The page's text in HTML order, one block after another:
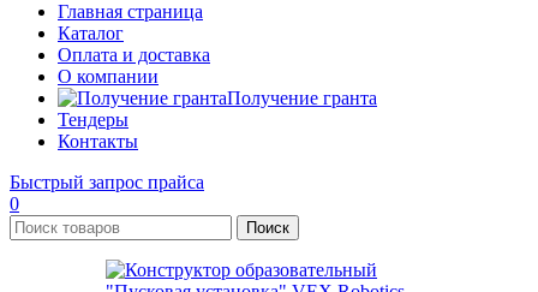
Главная страница
Каталог
Оплата и доставка
О компании
Получение гранта
Тендеры
Контакты
Быстрый запрос прайса
0
Поиск